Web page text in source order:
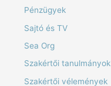
Pénzügyek
Sajtó és TV
Sea Org
Szakértői tanulmányok
Szakértői vélemények